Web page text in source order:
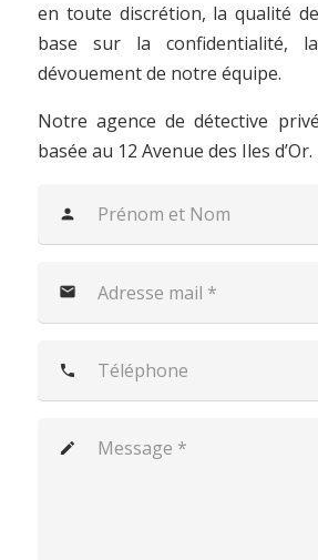
en toute discrétion, la qualité
base sur la confidentialité,
dévouement de notre équipe.
Notre agence de détective
basée au 12 Avenue des Iles d’Or.
person
mail
phone
create